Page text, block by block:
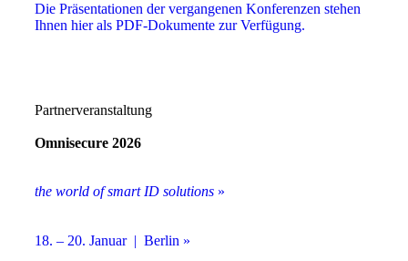
Die Präsentationen der vergangenen Konferenzen stehen
Ihnen hier als PDF-Dokumente zur Verfügung.
Partnerveranstaltung
Omnisecure 2026
the world of smart ID solutions »
18. – 20. Januar | Berlin »